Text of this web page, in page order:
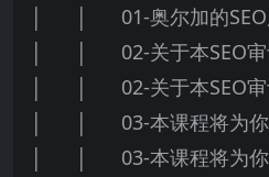
│ │ 01-奥尔加的SEO
│ │ 02-关于本SEO审
│ │ 02-关于本SEO审
│ │ 03-本课程将为你
│ │ 03-本课程将为你